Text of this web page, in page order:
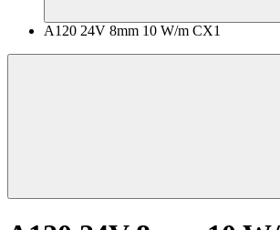
A120 24V 8mm 10 W/m CX1